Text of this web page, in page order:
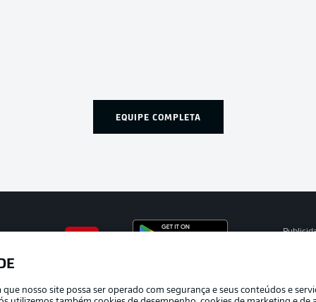
EQUIPE COMPLETA
nosso site possa ser operado com segurança e seus conteúdos e